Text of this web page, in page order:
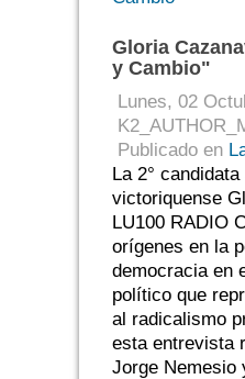
Gloria
y Cambio"
Lunes, 02
Publicado en
La 2°
victoriquense
LU100 RADIO
orígenes en la
democracia en
político que
al radicalismo
esta entrevista
Jorge Nemesio